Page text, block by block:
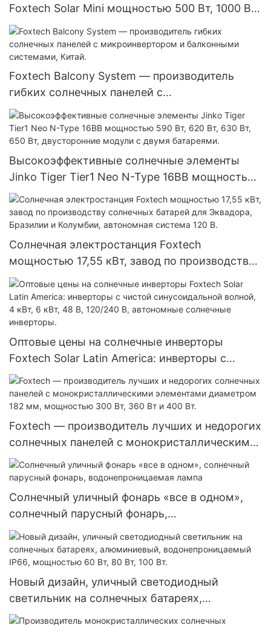
Foxtech Solar Mini мощностью 500 Вт, 1000 Вт,
1500 Вт.
Foxtech Balcony System — производитель
гибких солнечных панелей с
микроинвертором и балконными системами,
Китай.
Высокоэффективные солнечные элементы
Jinko Tiger Tier1 Neo N-Type 16BB мощностью
590 Вт, 620 Вт, 630 Вт, 650 Вт, двусторонние
модули с двумя батареями.
Солнечная электростанция Foxtech
мощностью 17,55 кВт, завод по производству
солнечных батарей для Эквадора, Бразилии и
Колумбии, автономная система 120 В.
Оптовые цены на солнечные инверторы
Foxtech Solar Latin America: инверторы с
чистой синусоидальной волной, 4 кВт, 6 кВт,
48 В, 120/240 В, автономные солнечные
инверторы.
Foxtech — производитель лучших и недорогих
солнечных панелей с монокристаллическими
элементами диаметром 182 мм, мощностью
300 Вт, 360 Вт и 400 Вт.
Солнечный уличный фонарь «все в одном»,
солнечный парусный фонарь,
водонепроницаемая лампа
Новый дизайн, уличный светодиодный
светильник на солнечных батареях,
алюминиевый, водонепроницаемый IP66,